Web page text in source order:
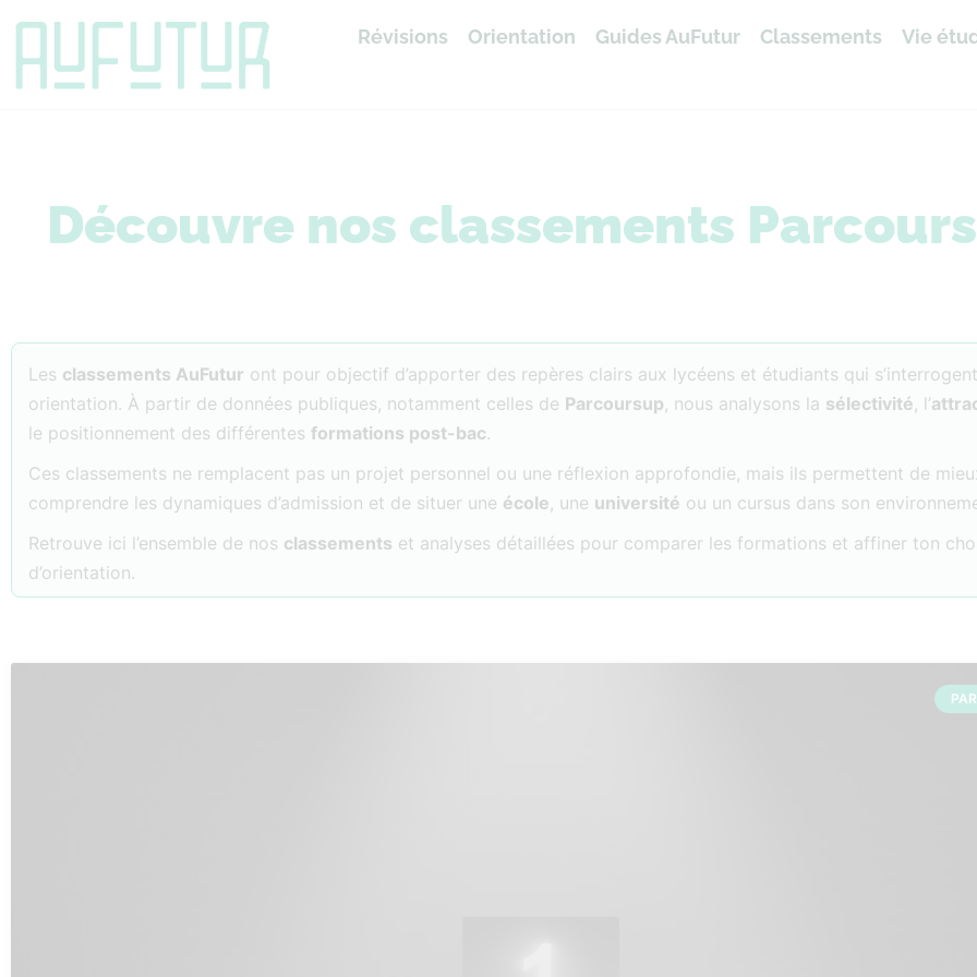
Révisions Orientation Guides AuFutur Classements Vie
Découvre nos classements
Les classements AuFutur ont pour objectif d’apporter des repères clairs aux lycéens et étudiants qui
orientation. À partir de données publiques, notamment celles de Parcoursup, nous analysons la sélectivité, l’
le positionnement des différentes formations post-bac.
Ces classements ne remplacent pas un projet personnel ou une réflexion approfondie, mais ils permettent de
comprendre les dynamiques d’admission et de situer une école, une université ou un cursus dans son
Retrouve ici l’ensemble de nos classements et analyses détaillées pour comparer les formations et affiner ton
d’orientation.